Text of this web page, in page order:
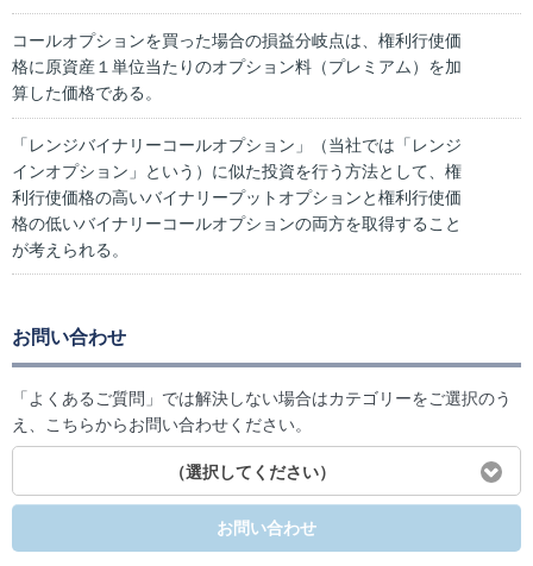
コールオプションを買った場合の損益分岐点は、権利行使価
格に原資産１単位当たりのオプション料（プレミアム）を加
算した価格である。
「レンジバイナリーコールオプション」（当社では「レンジ
インオプション」という）に似た投資を行う方法として、権
利行使価格の高いバイナリープットオプションと権利行使価
格の低いバイナリーコールオプションの両方を取得すること
が考えられる。
お問い合わせ
「よくあるご質問」では解決しない場合はカテゴリーをご選択のう
え、こちらからお問い合わせください。
（選択してください）
お問い合わせ